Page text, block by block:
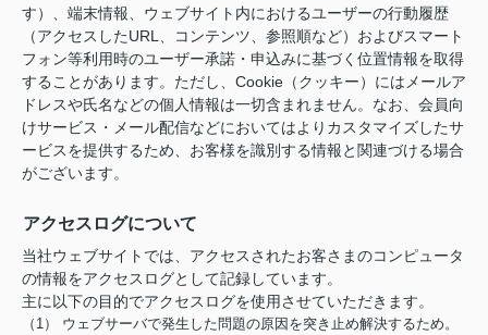
す）、端末情報、ウェブサイト内におけるユーザーの行動履歴
（アクセスしたURL、コンテンツ、参照順など）およびスマート
フォン等利用時のユーザー承諾・申込みに基づく位置情報を取得
することがあります。ただし、Cookie（クッキー）にはメールア
ドレスや氏名などの個人情報は一切含まれません。なお、会員向
けサービス・メール配信などにおいてはよりカスタマイズしたサ
ービスを提供するため、お客様を識別する情報と関連づける場合
がございます。
アクセスログについて
当社ウェブサイトでは、アクセスされたお客さまのコンピュータ
の情報をアクセスログとして記録しています。
主に以下の目的でアクセスログを使用させていただきます。
（1） ウェブサーバで発生した問題の原因を突き止め解決するため。